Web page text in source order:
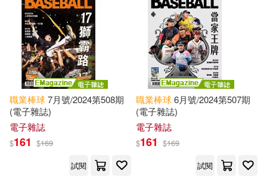
職業棒球7月號/2024第508期
(電子雜誌)
電子雜誌
$161 $169
試閱
職業棒球6月號/2024第507期
(電子雜誌)
電子雜誌
$161 $169
試閱